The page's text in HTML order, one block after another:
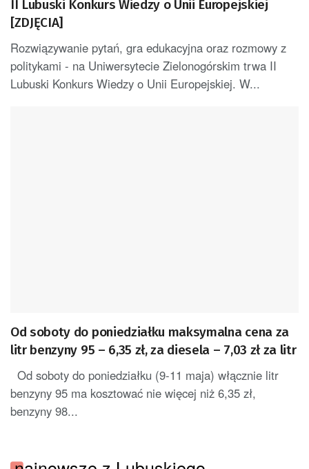
II Lubuski Konkurs Wiedzy o Unii Europejskiej
[ZDJĘCIA]
Rozwiązywanie pytań, gra edukacyjna oraz rozmowy z
politykami - na Uniwersytecie Zielonogórskim trwa II
Lubuski Konkurs Wiedzy o Unii Europejskiej. W...
Od soboty do poniedziałku maksymalna cena za
litr benzyny 95 – 6,35 zł, za diesela – 7,03 zł za litr
Od soboty do poniedziałku (9-11 maja) włącznie litr
benzyny 95 ma kosztować nie więcej niż 6,35 zł,
benzyny 98...